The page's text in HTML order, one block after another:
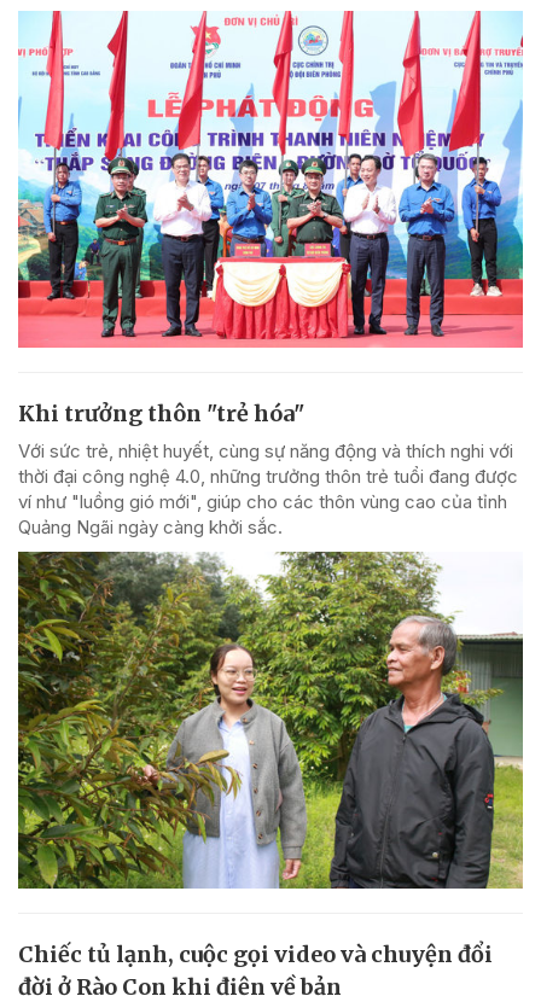
Khi trưởng thôn "trẻ hóa"
Với sức trẻ, nhiệt huyết, cùng sự năng động và thích nghi với
thời đại công nghệ 4.0, những trưởng thôn trẻ tuổi đang được
ví như "luồng gió mới", giúp cho các thôn vùng cao của tỉnh
Quảng Ngãi ngày càng khởi sắc.
Chiếc tủ lạnh, cuộc gọi video và chuyện đổi
đời ở Rào Con khi điện về bản